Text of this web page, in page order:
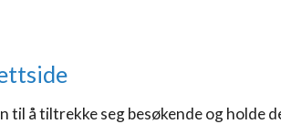
til å tiltrekke seg besøkende og holde